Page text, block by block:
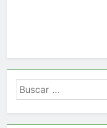
Buscar: